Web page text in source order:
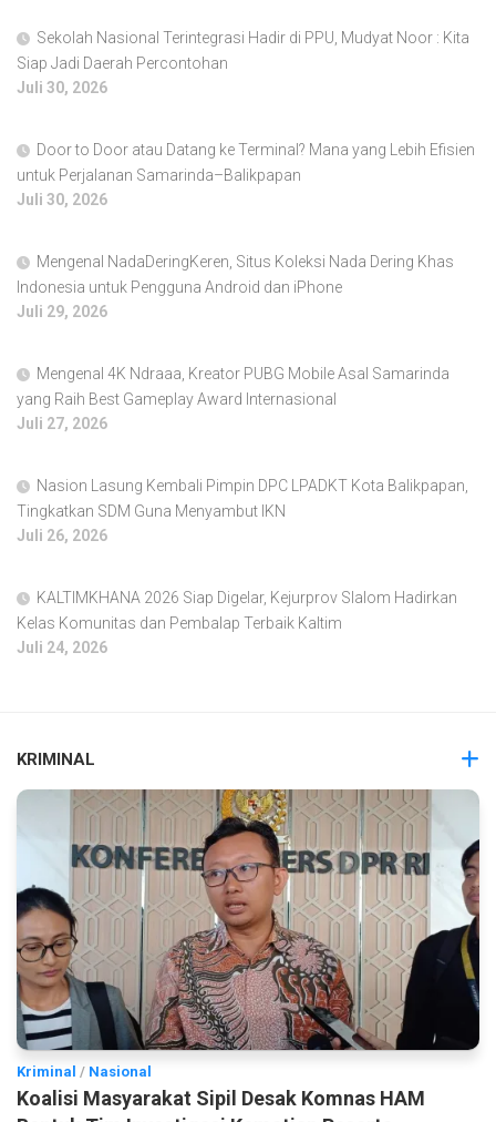
Sekolah Nasional Terintegrasi Hadir di PPU, Mudyat Noor : Kita
Siap Jadi Daerah Percontohan
Juli 30, 2026
Door to Door atau Datang ke Terminal? Mana yang Lebih Efisien
untuk Perjalanan Samarinda–Balikpapan
Juli 30, 2026
Mengenal NadaDeringKeren, Situs Koleksi Nada Dering Khas
Indonesia untuk Pengguna Android dan iPhone
Juli 29, 2026
Mengenal 4K Ndraaa, Kreator PUBG Mobile Asal Samarinda
yang Raih Best Gameplay Award Internasional
Juli 27, 2026
Nasion Lasung Kembali Pimpin DPC LPADKT Kota Balikpapan,
Tingkatkan SDM Guna Menyambut IKN
Juli 26, 2026
KALTIMKHANA 2026 Siap Digelar, Kejurprov Slalom Hadirkan
Kelas Komunitas dan Pembalap Terbaik Kaltim
Juli 24, 2026
KRIMINAL
Kriminal / Nasional
Koalisi Masyarakat Sipil Desak Komnas HAM